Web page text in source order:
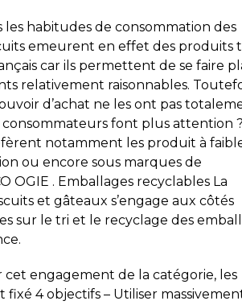
les habitudes de consommation des
emeurent en effet des produits
car ils permettent de se faire
relativement raisonnables.
d’achat ne les ont pas
consommateurs font plus attention
notamment les produit à
ou encore sous marques de
OGIE . Emballages recyclables La
et gâteaux s’engage aux côtés
sur le tri et le recyclage des
cet engagement de la catégorie, les
fixé 4 objectifs – Utiliser